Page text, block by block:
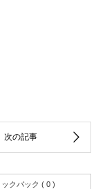
ックバック ( 0 )